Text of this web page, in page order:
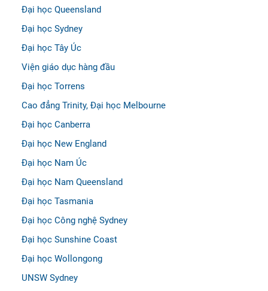
Đại học Queensland
Đại học Sydney
Đại học Tây Úc
Viện giáo dục hàng đầu
Đại học Torrens
Cao đẳng Trinity, Đại học Melbourne
Đại học Canberra
Đại học New England
Đại học Nam Úc
Đại học Nam Queensland
Đại học Tasmania
Đại học Công nghệ Sydney
Đại học Sunshine Coast
Đại học Wollongong
UNSW Sydney